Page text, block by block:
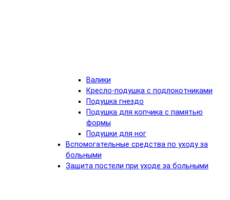
Валики
Кресло-подушка с подлокотниками
Подушка гнездо
Подушка для копчика с памятью
формы
Подушки для ног
Вспомогательные средства по уходу за
больными
Защита постели при уходе за больными